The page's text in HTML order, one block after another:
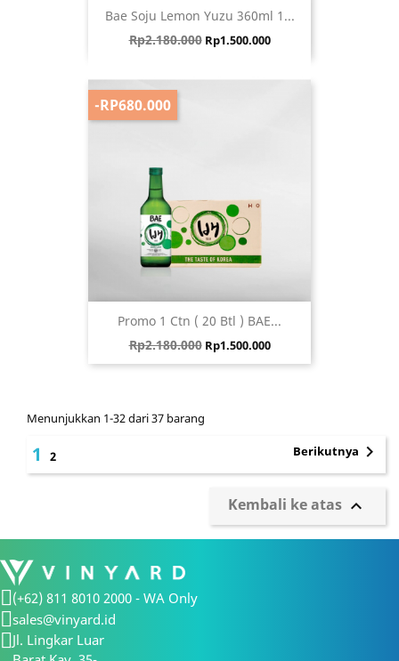
Bae Soju Lemon Yuzu 360ml 1...
Harga biasa
Rp2.180.000 Harga
Rp1.500.000
Promo 1 Ctn ( 20 Btl ) BAE...
Harga biasa
Rp2.180.000 Harga
Rp1.500.000
-RP680.000
Menunjukkan 1-32 dari 37 barang
1 2 Berikutnya 
Kembali ke atas 
(+62) 811 8010 2000 - WA Only
sales@vinyard.id
Jl. Lingkar Luar